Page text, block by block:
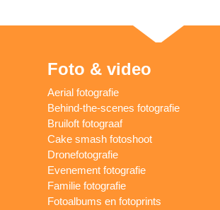
Foto & video
Aerial fotografie
Behind-the-scenes fotografie
Bruiloft fotograaf
Cake smash fotoshoot
Dronefotografie
Evenement fotografie
Familie fotografie
Fotoalbums en fotoprints